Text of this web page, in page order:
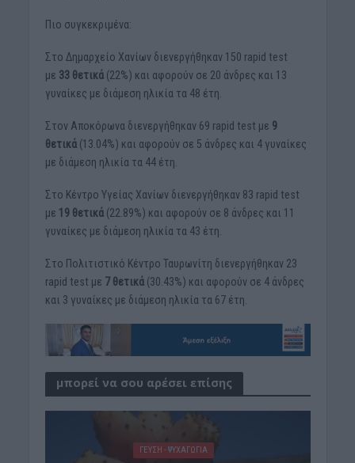
Πιο συγκεκριμένα:
Στο Δημαρχείο Χανίων διενεργήθηκαν 150 rapid test
με 33 θετικά(22%) και αφορούν σε 20 άνδρες και 13
γυναίκες με διάμεση ηλικία τα 48 έτη.
Στον Αποκόρωνα διενεργήθηκαν 69 rapid test με 9
θετικά(13.04%) και αφορούν σε 5 άνδρες και 4 γυναίκες
με διάμεση ηλικία τα 44 έτη.
Στο Κέντρο Υγείας Χανίων διενεργήθηκαν 83 rapid test
με 19 θετικά(22.89%) και αφορούν σε 8 άνδρες και 11
γυναίκες με διάμεση ηλικία τα 43 έτη.
Στο Πολιτιστικό Κέντρο Ταυρωνίτη διενεργήθηκαν 23
rapid test με 7 θετικά(30.43%) και αφορούν σε 4 άνδρες
και 3 γυναίκες με διάμεση ηλικία τα 67 έτη.
μπορεί να σου αρέσει επίσης
ΓΕΎΣΗ - ΨΥΧΑΓΩΓΊΑ